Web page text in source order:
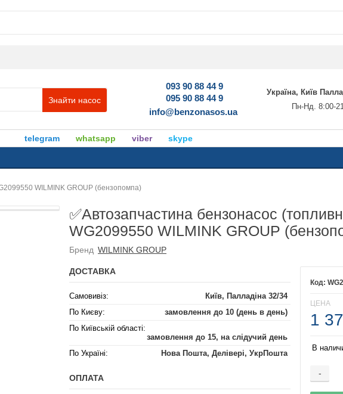
Знайти насос
093 90 88 44 9
095 90 88 44 9
info@benzonasos.ua
Україна, Київ
Пн-Нд. 8:00-
telegram whatsapp viber
skype
WILMINK GROUP (бензопомпа)
✅Автозапчастина бензонасос
WG2099550 WILMINK GROUP
Бренд WILMINK GROUP
ЦЕНА
1
В
-
ДОСТАВКА
Самовивіз:
Київ, Палладіна 32/34
По Києву:
замовлення до 10 (день в день)
По Київській області:
замовлення до 15, на слідучий день
По Україні:
Нова Пошта, Делівері, УкрПошта
ОПЛАТА